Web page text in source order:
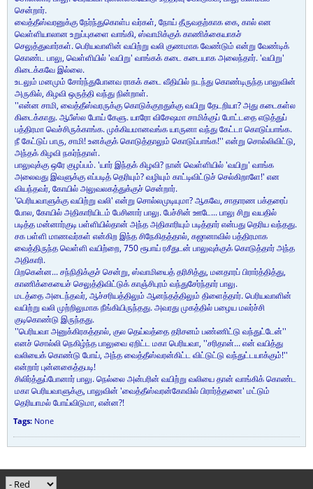
சென்றார்.
வைத்தீஸ்வரனுக்கு நேர்ந்துகொள்ப வர்கள், நோய் தீருவதற்காக கை, கால் என
வெள்ளியாலான உறுப்புகளை வாங்கி, ஸ்வாமிக்குக் காணிக்கையாகச்
செலுத்துவார்கள். பெரியவாளின் வயிற்று வலி குணமாக வேண்டும் என்று வேண்டிக்
கொண்ட பாலு, வெள்ளியில் 'வயிறு' வாங்கக் கடை கடையாக அலைந்தார். 'வயிறு'
கிடைக்கவே இல்லை.
உடலும் மனமும் சோர்ந்துபோனவ ராகக் கடை வீதியில் நடந்து கொண்டிருந்த பாலுவின்
அருகில், கிழவி ஒருத்தி வந்து நின்றாள்.
''என்ன சாமி, வைத்தீஸ்வரருக்கு கொடுக்குறதுக்கு வயிறு தேடறியா? அது கடைகள்ல
கிடைக்காது. ஆபீஸ்ல போய் கேளு. யாரோ விசேஷமா சாமிக்குப் போட்டதை எடுத்துப்
பத்திரமா வெச்சிருக்காங்க. முக்கியமானவங்க யாருனா வந்து கேட்டா கொடுப்பாங்க.
நீ கேட்டுப் பாரு, சாமி! உனக்குக் கொடுத்தாலும் கொடுப்பாங்க!'' என்று சொல்லிவிட்டு,
அந்தக் கிழவி நகர்ந்தாள்.
பாலுவுக்கு ஒரே குழப்பம். 'யார் இந்தக் கிழவி? நான் வெள்ளியில் 'வயிறு' வாங்க
அலைவது இவளுக்கு எப்படித் தெரியும்? வழியும் காட்டிவிட்டுச் செல்கிறாளே!' என
வியந்தவர், கோயில் அலுவலகத்துக்குச் சென்றார்.
'பெரியவாளுக்கு வயிற்று வலி' என்று சொல்லமுடியுமா? ஆகவே, சாதாரண பக்தரைப்
போல, கோயில் அதிகாரியிடம் பேசினார் பாலு. பேச்சின் ஊடே... பாலு சிறு வயதில்
படித்த மன்னார்குடி பள்ளியில்தான் அந்த அதிகாரியும் படித்தார் என்பது தெரிய வந்தது.
சக பள்ளி மாணவர்கள் என்கிற இந்த சிநேகிதத்தால், கஜானாவில் பத்திரமாக
வைத்திருந்த வெள்ளி வயிற்றை, 750 ரூபாய் ரசீதுடன் பாலுவுக்குக் கொடுத்தார் அந்த
அதிகாரி.
பிறகென்ன... சந்நிதிக்குச் சென்று, ஸ்வாமியைத் தரிசித்து, மனதாரப் பிரார்த்தித்து,
காணிக்கையைச் செலுத்திவிட்டுக் காஞ்சிபுரம் வந்துசேர்ந்தார் பாலு.
மடத்தை அடைந்தவர், ஆச்சரியத்திலும் ஆனந்தத்திலும் திளைத்தார். பெரியவாளின்
வயிற்று வலி முற்றிலுமாக நீங்கியிருந்தது. அவரது முகத்தில் பழைய மலர்ச்சி
குடிகொண்டு இருந்தது.
''பெரியவா அனுக்கிரகத்தால், குல தெய்வத்தை தரிசனம் பண்ணிட்டு வந்துட்டேன்''
எனச் சொல்லி நெகிழ்ந்த பாலுவை ஏறிட்ட மகா பெரியவா, ''சரிதான்... என் வயித்து
வலியைக் கொண்டு போய், அந்த வைத்தீஸ்வரன்கிட்ட விட்டுட்டு வந்துட்டயாக்கும்!''
என்றார் புன்னகைத்தபடி!
சிலிர்த்துப்போனார் பாலு. நெல்லை அன்பரின் வயிற்று வலியை தான் வாங்கிக் கொண்ட
மகா பெரியவாளுக்கு, பாலுவின் 'வைத்தீஸ்வரன்கோவில் பிரார்த்தனை' மட்டும்
தெரியாமல் போய்விடுமா, என்ன?!
Tags: None